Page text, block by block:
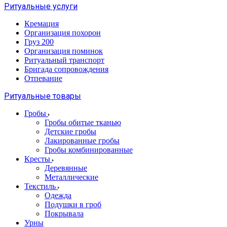
Ритуальные услуги
Кремация
Организация похорон
Груз 200
Организация поминок
Ритуальный транспорт
Бригада сопровождения
Отпевание
Ритуальные товары
Гробы
Гробы обитые тканью
Детские гробы
Лакированные гробы
Гробы комбинированные
Кресты
Деревянные
Металлические
Текстиль
Одежда
Подушки в гроб
Покрывала
Урны